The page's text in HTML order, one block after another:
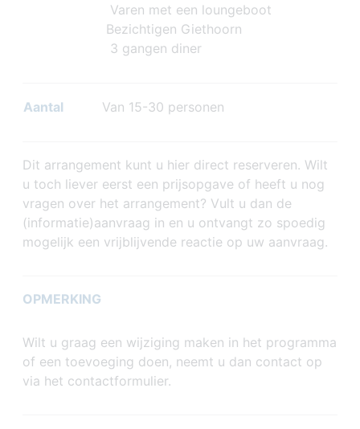
Varen met een loungeboot
Bezichtigen Giethoorn
3 gangen diner
Aantal Van 15-30 personen
Dit arrangement kunt u hier direct reserveren. Wilt
u toch liever eerst een prijsopgave of heeft u nog
vragen over het arrangement? Vult u dan de
(informatie)aanvraag in en u ontvangt zo spoedig
mogelijk een vrijblijvende reactie op uw aanvraag.
OPMERKING
Wilt u graag een wijziging maken in het programma
of een toevoeging doen, neemt u dan contact op
via het contactformulier.